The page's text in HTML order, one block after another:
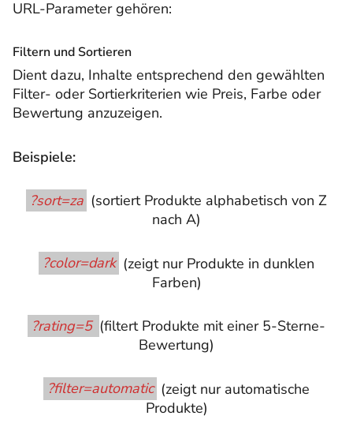
URL-Parameter gehören:
Filtern und Sortieren
Dient dazu, Inhalte entsprechend den gewählten
Filter- oder Sortierkriterien wie Preis, Farbe oder
Bewertung anzuzeigen.
Beispiele:
?sort=za (sortiert Produkte alphabetisch von Z
nach A)
?color=dark (zeigt nur Produkte in dunklen
Farben)
?rating=5 (filtert Produkte mit einer 5-Sterne-
Bewertung)
?filter=automatic (zeigt nur automatische
Produkte)